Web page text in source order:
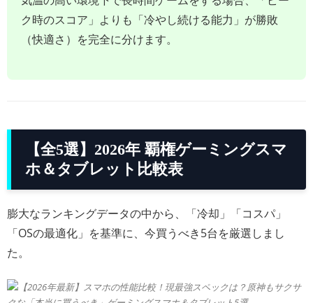
ク時のスコア」よりも「冷やし続ける能力」が勝敗
（快適さ）を完全に分けます。
【全5選】2026年 覇権ゲーミングスマ
ホ＆タブレット比較表
膨大なランキングデータの中から、「冷却」「コスパ」
「OSの最適化」を基準に、今買うべき5台を厳選しまし
た。